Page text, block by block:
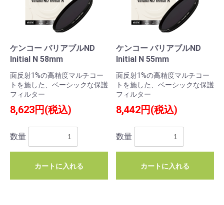
ケンコー バリアブルND
Initial N 58mm
面反射1%の高精度マルチコー
トを施した、ベーシックな保護
フィルター
8,623円(税込)
数量
カートに入れる
ケンコー バリアブルND
Initial N 55mm
面反射1%の高精度マルチコー
トを施した、ベーシックな保護
フィルター
8,442円(税込)
数量
カートに入れる